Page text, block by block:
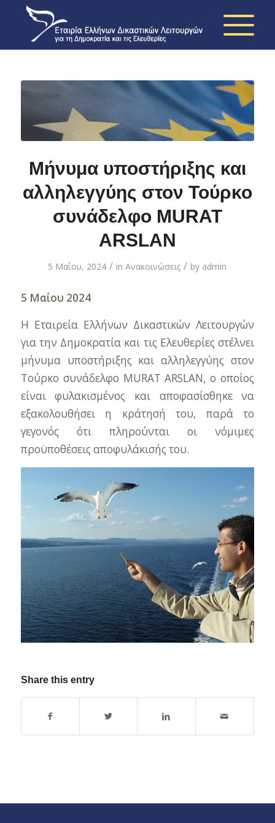
Μήνυμα υποστήριξης και
αλληλεγγύης στον Τούρκο
συνάδελφο MURAT
ARSLAN
5 Μαΐου, 2024 / inΑνακοινώσεις / by admin
5 Μαίου 2024
Η Εταιρεία Ελλήνων Δικαστικών Λειτουργών
για την Δημοκρατία και τις Ελευθερίες στέλνει
μήνυμα υποστήριξης και αλληλεγγύης στον
Τούρκο συνάδελφο MURAT ARSLAN, ο οποίος
είναι φυλακισμένος και αποφασίσθηκε να
εξακολουθήσει η κράτησή του, παρά το
γεγονός ότι πληρούνται οι νόμιμες
προϋποθέσεις αποφυλάκισής του.
Share this entry